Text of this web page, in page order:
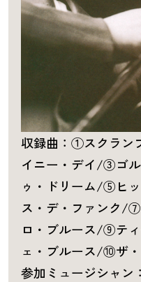
収録曲：①スクラン
イニー・デイ/③ゴ
ゥ・ドリーム/⑤ヒ
ス・デ・ファンク/
ロ・ブルース/⑨テ
ェ・ブルース/⑩ザ
参加ミュージシャン